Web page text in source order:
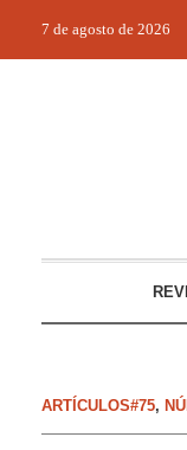
7 de agosto de 2026
ARTÍCULOS#75,